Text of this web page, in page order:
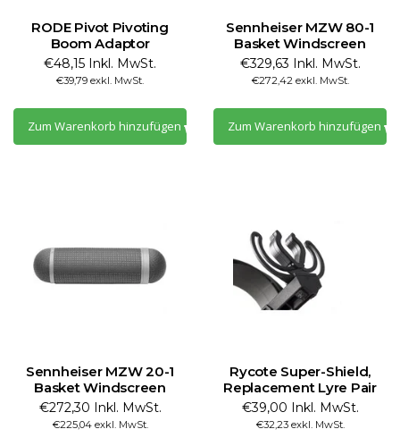
RODE Pivot Pivoting
Boom Adaptor
€48,15 Inkl. MwSt.
€39,79 exkl. MwSt.
Zum Warenkorb hinzufügen
Sennheiser MZW 80-1
Basket Windscreen
€329,63 Inkl. MwSt.
€272,42 exkl. MwSt.
Zum Warenkorb hinzufügen
Sennheiser MZW 20-1
Basket Windscreen
€272,30 Inkl. MwSt.
€225,04 exkl. MwSt.
Rycote Super-Shield,
Replacement Lyre Pair
€39,00 Inkl. MwSt.
€32,23 exkl. MwSt.